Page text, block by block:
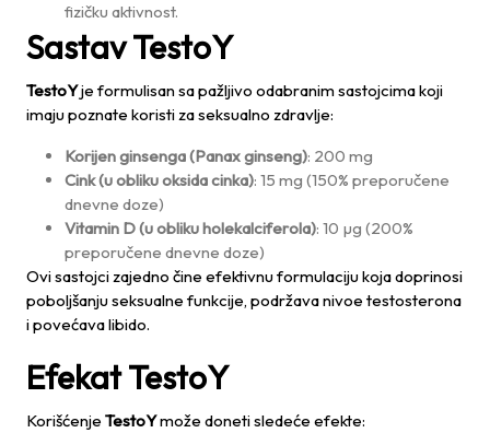
fizičku aktivnost.
Sastav TestoY
TestoYje formulisan sa pažljivo odabranim sastojcima koji
imaju poznate koristi za seksualno zdravlje:
Korijen ginsenga (Panax ginseng): 200 mg
Cink (u obliku oksida cinka): 15 mg (150% preporučene
dnevne doze)
Vitamin D (u obliku holekalciferola): 10 µg (200%
preporučene dnevne doze)
Ovi sastojci zajedno čine efektivnu formulaciju koja doprinosi
poboljšanju seksualne funkcije, podržava nivoe testosterona
i povećava libido.
Efekat TestoY
Korišćenje TestoYmože doneti sledeće efekte: